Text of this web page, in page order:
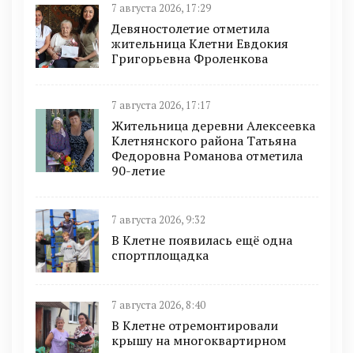
7 августа 2026, 17:29
Девяностолетие отметила
жительница Клетни Евдокия
Григорьевна Фроленкова
7 августа 2026, 17:17
Жительница деревни Алексеевка
Клетнянского района Татьяна
Федоровна Романова отметила
90-летие
7 августа 2026, 9:32
В Клетне появилась ещё одна
спортплощадка
7 августа 2026, 8:40
В Клетне отремонтировали
крышу на многоквартирном